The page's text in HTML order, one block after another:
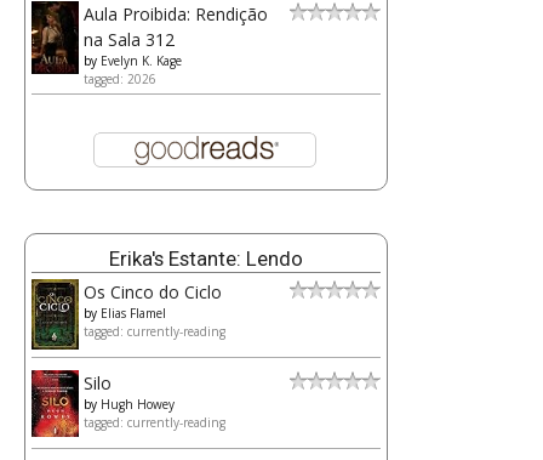
Aula Proibida: Rendição
na Sala 312
by Evelyn K. Kage
tagged: 2026
Erika's Estante: Lendo
Os Cinco do Ciclo
by Elias Flamel
tagged: currently-reading
Silo
by Hugh Howey
tagged: currently-reading